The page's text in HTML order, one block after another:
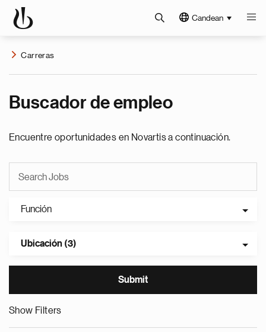
Candean
Carreras
Buscador de empleo
Encuentre oportunidades en Novartis a continuación.
Función
Ubicación (3)
Show Filters